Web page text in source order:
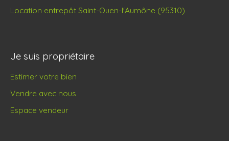
Location entrepôt Saint-Ouen-l'Aumône (95310)
Je suis propriétaire
Estimer votre bien
Vendre avec nous
Espace vendeur